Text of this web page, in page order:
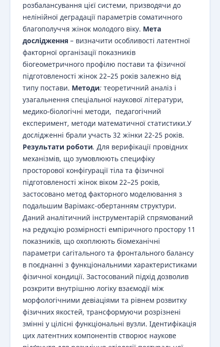
розбалансування цієї системи, призводячи до
нелінійної деградації параметрів соматичного
благополуччя жінок молодого віку. Мета
дослідження– визначити особливості латентної
факторної організації показників
біогеометричного профілю постави та фізичної
підготовленості жінок 22–25 років залежно від
типу постави. Методи: теоретичний аналіз і
узагальнення спеціальної наукової літератури,
медико-біологічні методи, педагогічний
експеримент, методи математичної статистики.У
дослідженні брали участь 32 жінки 22-25 років.
Результати роботи. Для верифікації провідних
механізмів, що зумовлюють специфіку
просторової конфігурації тіла та фізичної
підготовленості жінок віком 22–25 років,
застосовано метод факторного моделювання з
подальшим Варімакс-обертанням структури.
Даний аналітичний інструментарій спрямований
на редукцію розмірності емпіричного простору 11
показників, що охоплюють біомеханічні
параметри сагітального та фронтального балансу
в поєднанні з функціональними характеристиками
фізичної кондиції. Застосований підхід дозволив
розкрити внутрішню логіку взаємодії між
морфологічними девіаціями та рівнем розвитку
фізичних якостей, трансформуючи розрізнені
змінні у цілісні функціональні вузли. Ідентифікація
цих латентних компонентів створює наукове